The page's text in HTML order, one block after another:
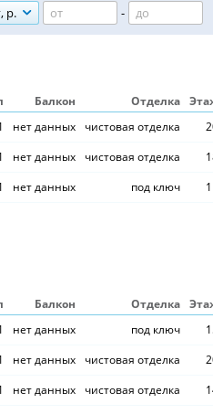
р.
-
Балкон Отделка
нет данных чистовая отделка
нет данных чистовая отделка
нет данных под ключ
Балкон Отделка
нет данных под ключ
нет данных чистовая отделка
нет данных чистовая отделка